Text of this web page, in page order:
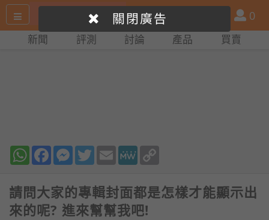
尋
產
品
比
會
員
0
新聞 評測 討論 產品 買賣
WhatsAppFacebookMessenger
TwitterEmail MeWe
請問大家的專輯封面都是怎樣才能顯示出
來的呢? 進來幫幫我吧!
關閉廣告